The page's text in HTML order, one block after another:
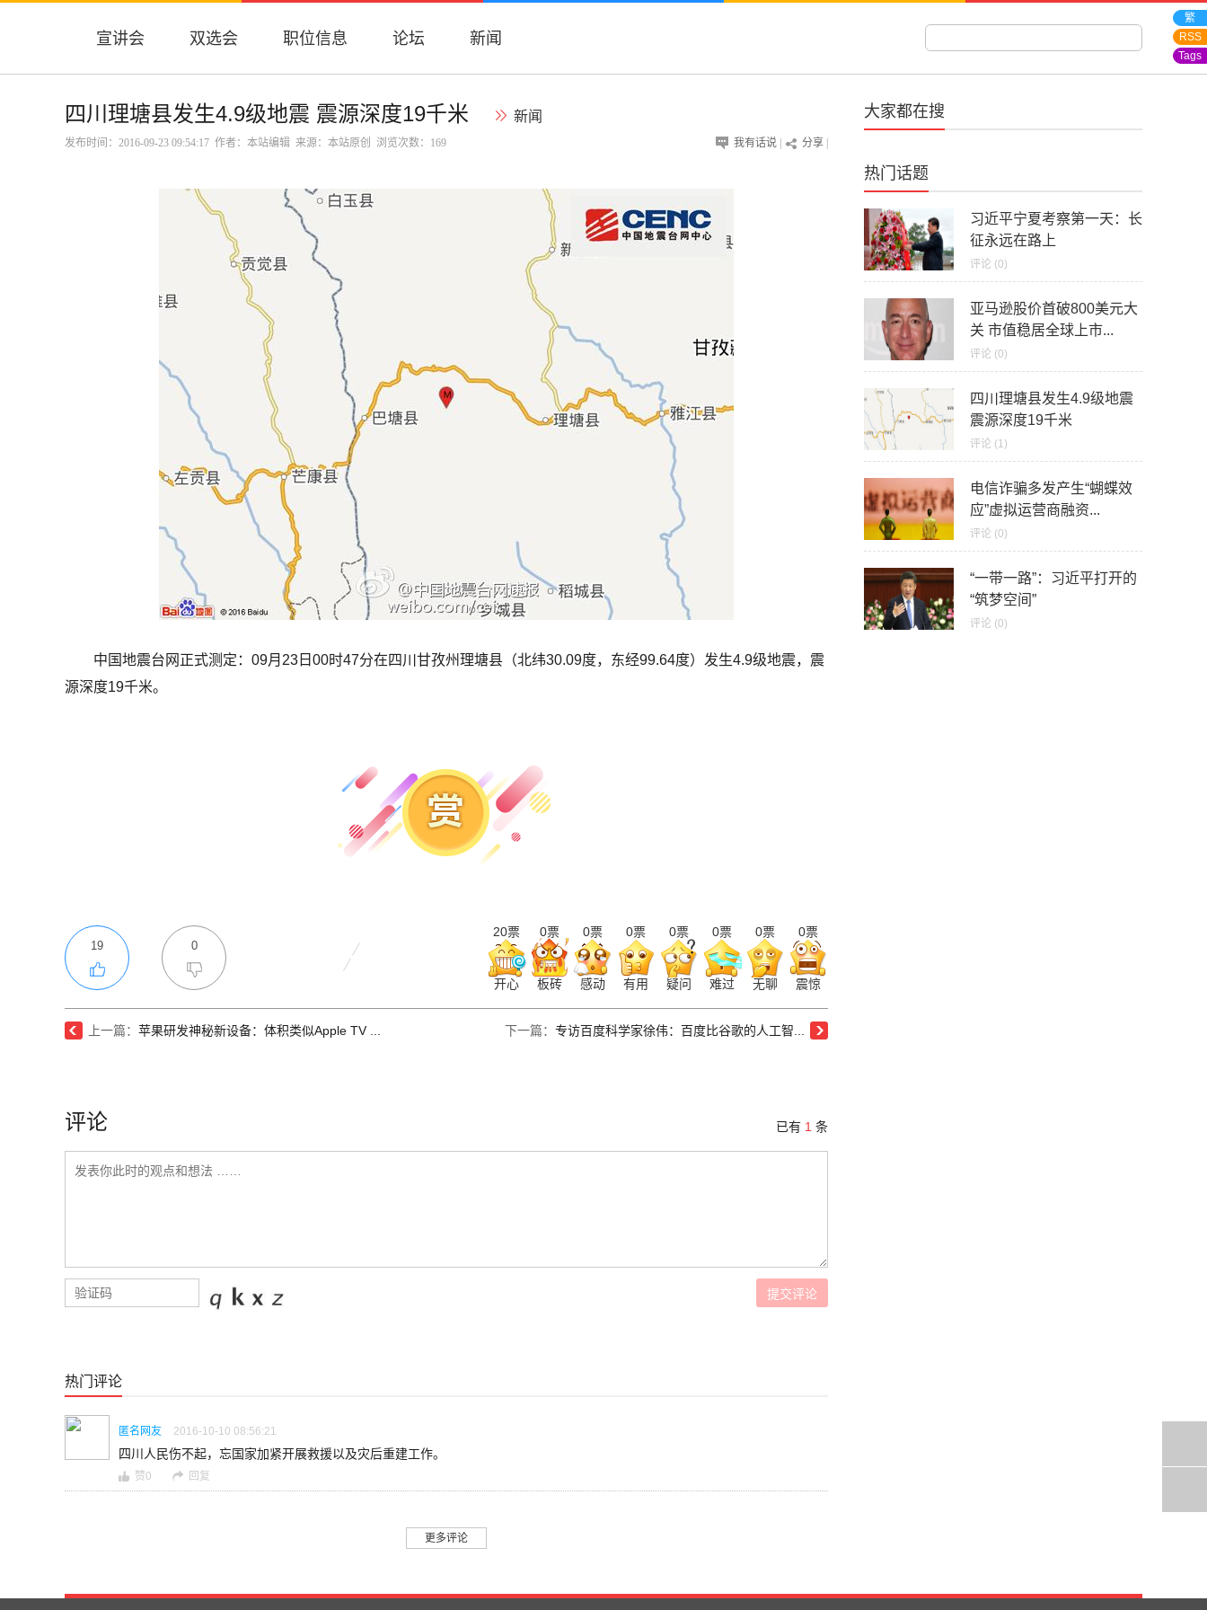
繁
RSS
Tags
宣讲会 双选会 职位信息 论坛 新闻
四川理塘县发生4.9级地震 震源深度19千米 新闻
发布时间：2016-09-23 09:54:17 作者：本站编辑 来源：本站原创 浏览次数： 169 我有话说 分享
中国地震台网正式测定：09月23日00时47分在四川甘孜州理塘县（北纬30.09度，东经99.64度）发生4.9级地震，震
源深度19千米。
19 0
20票
开心
0票
板砖
0票
感动
0票
有用
0票
疑问
0票
难过
0票
无聊
0票
震惊
上一篇： 苹果研发神秘新设备：体积类似Apple TV ... 下一篇： 专访百度科学家徐伟：百度比谷歌的人工智...
评论 已有 1 条
热门评论
匿名网友 2016-10-10 08:56:21
四川人民伤不起，忘国家加紧开展救援以及灾后重建工作。
赞0 回复
更多评论
大家都在搜
热门话题
习近平宁夏考察第一天：长
征永远在路上
评论 (0)
亚马逊股价首破800美元大
关 市值稳居全球上市...
评论 (0)
四川理塘县发生4.9级地震
震源深度19千米
评论 (1)
电信诈骗多发产生“蝴蝶效
应”虚拟运营商融资...
评论 (0)
“一带一路”：习近平打开的
“筑梦空间”
评论 (0)